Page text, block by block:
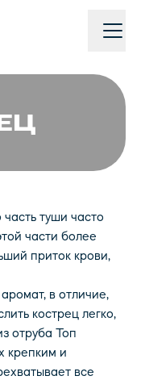
туши часто
части более
приток крови,
в отличие,
кострец легко,
отруба Топ
крепким и
все